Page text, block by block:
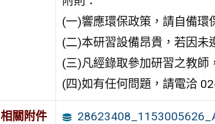
(一)響應環保政策，請自備環
(二)本研習設備昂貴，若因未
(三)凡經錄取參加研習之教師
(四)如有任何問題，請電洽
相關附件